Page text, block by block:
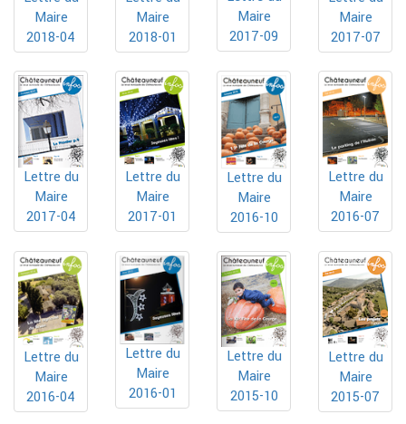
Maire
2018-04
Maire
2018-01
Maire
2017-09
Maire
2017-07
Lettre du
Maire
2017-04
Lettre du
Maire
2017-01
Lettre du
Maire
2016-10
Lettre du
Maire
2016-07
Lettre du
Maire
2016-04
Lettre du
Maire
2016-01
Lettre du
Maire
2015-10
Lettre du
Maire
2015-07